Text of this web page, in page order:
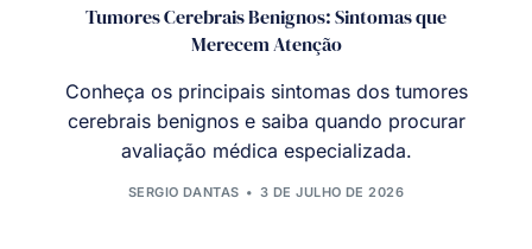
Tumores Cerebrais Benignos: Sintomas que
Merecem Atenção
Conheça os principais sintomas dos tumores
cerebrais benignos e saiba quando procurar
avaliação médica especializada.
SERGIO DANTAS 3 DE JULHO DE 2026